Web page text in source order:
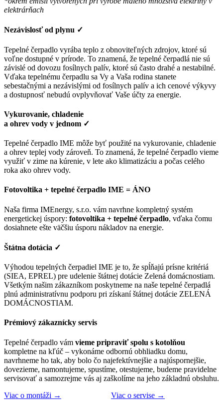
elektrárňach
Nezávislosť od plynu ✓
Tepelné čerpadlo vyrába teplo z obnoviteľných zdrojov, ktoré sú
voľne dostupné v prírode. To znamená, že tepelné čerpadlá nie sú
závislé od dovozu fosílnych palív, ktoré sú často drahé a nestabilné.
Vďaka tepelnému čerpadlu sa Vy a Vaša rodina stanete
sebestačnými a nezávislými od fosílnych palív a ich cenové výkyvy
a dostupnosť nebudú ovplyvňovať Vaše účty za energie.
Vykurovanie, chladenie
a ohrev vody v jednom ✓
Tepelné čerpadlo IME môže byť použité na vykurovanie, chladenie
a ohrev teplej vody zároveň. To znamená, že tepelné čerpadlo vieme
využiť v zime na kúrenie, v lete ako klimatizáciu a počas celého
roka ako ohrev vody.
Fotovoltika + tepelné čerpadlo IME = ÁNO
Naša firma IMEnergy, s.r.o. vám navrhne kompletný systém
energetickej úspory: fotovoltika + tepelné čerpadlo, vďaka čomu
dosiahnete ešte väčšiu úsporu nákladov na energie.
Štátna dotácia ✓
Výhodou tepelných čerpadiel IME je to, že spĺňajú prísne kritériá
(SIEA, EPREL) pre udelenie štátnej dotácie Zelená domácnostiam.
Všetkým našim zákazníkom poskytneme na naše tepelné čerpadlá
plnú administratívnu podporu pri získaní štátnej dotácie ZELENÁ
DOMÁCNOSTIAM.
Prémiový zákaznícky servis
Tepelné čerpadlo vám vieme pripraviť spolu s kotolňou
kompletne na kľúč – vykonáme odbornú obhliadku domu,
navrhneme ho tak, aby bolo čo najefektívnejšie a najúspornejšie,
dovezieme, namontujeme, spustíme, otestujeme, budeme pravidelne
servisovať a samozrejme vás aj zaškolíme na jeho základnú obsluhu.
Viac o montáži →
Viac o servise →